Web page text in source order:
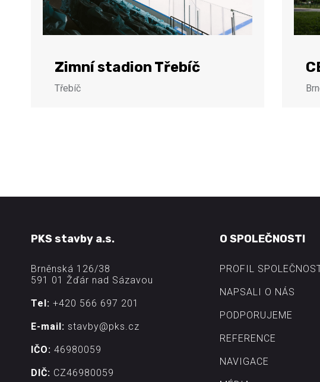
Zimní stadion Třebíč
Třebíč
PKS stavby a.s.
Brněnská 126/38
591 01 Žďár nad Sázavou
Tel: +420 566 697 201
E-mail: stavby@pks.cz
IČO: 46980059
DIČ: CZ46980059
O SPOLEČNOSTI
PROFIL
NAPSALI O NÁS
PODPORUJEME
REFERENCE
NAVIGACE